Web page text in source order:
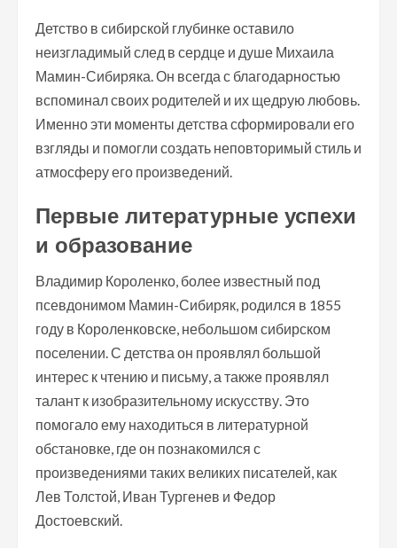
Детство в сибирской глубинке оставило
неизгладимый след в сердце и душе Михаила
Мамин-Сибиряка. Он всегда с благодарностью
вспоминал своих родителей и их щедрую любовь.
Именно эти моменты детства сформировали его
взгляды и помогли создать неповторимый стиль и
атмосферу его произведений.
Первые литературные успехи
и образование
Владимир Короленко, более известный под
псевдонимом Мамин-Сибиряк, родился в 1855
году в Короленковске, небольшом сибирском
поселении. С детства он проявлял большой
интерес к чтению и письму, а также проявлял
талант к изобразительному искусству. Это
помогало ему находиться в литературной
обстановке, где он познакомился с
произведениями таких великих писателей, как
Лев Толстой, Иван Тургенев и Федор
Достоевский.